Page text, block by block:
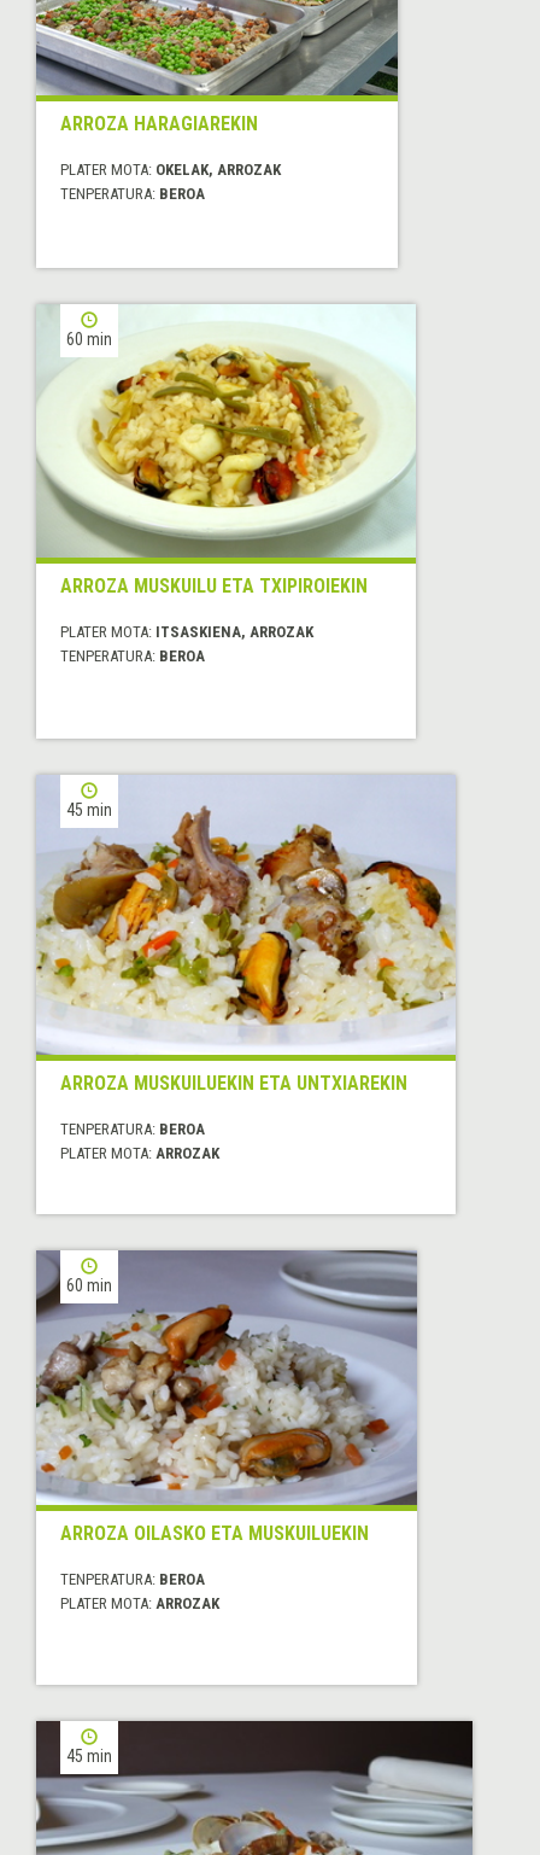
ARROZA HARAGIAREKIN
PLATER MOTA: OKELAK, ARROZAK
TENPERATURA: BEROA
60 min
ARROZA MUSKUILU ETA TXIPIROIEKIN
PLATER MOTA: ITSASKIENA, ARROZAK
TENPERATURA: BEROA
45 min
ARROZA MUSKUILUEKIN ETA UNTXIAREKIN
TENPERATURA: BEROA
PLATER MOTA: ARROZAK
60 min
ARROZA OILASKO ETA MUSKUILUEKIN
TENPERATURA: BEROA
PLATER MOTA: ARROZAK
45 min